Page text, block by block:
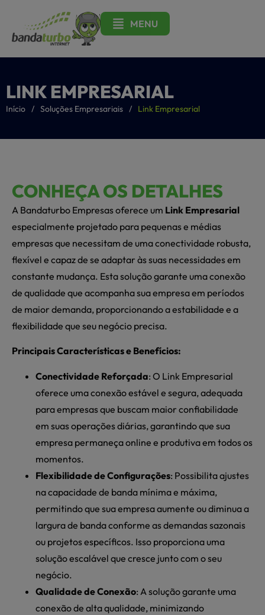
MENU
LINK EMPRESARIAL
Início / Soluções Empresariais / Link Empresarial
CONHEÇA OS DETALHES
A Bandaturbo Empresas oferece um Link Empresarial
especialmente projetado para pequenas e médias
empresas que necessitam de uma conectividade robusta,
flexível e capaz de se adaptar às suas necessidades em
constante mudança. Esta solução garante uma conexão
de qualidade que acompanha sua empresa em períodos
de maior demanda, proporcionando a estabilidade e a
flexibilidade que seu negócio precisa.
Principais Características e Benefícios:
Conectividade Reforçada: O Link Empresarial
oferece uma conexão estável e segura, adequada
para empresas que buscam maior confiabilidade
em suas operações diárias, garantindo que sua
empresa permaneça online e produtiva em todos os
momentos.
Flexibilidade de Configurações: Possibilita ajustes
na capacidade de banda mínima e máxima,
permitindo que sua empresa aumente ou diminua a
largura de banda conforme as demandas sazonais
ou projetos específicos. Isso proporciona uma
solução escalável que cresce junto com o seu
negócio.
Qualidade de Conexão: A solução garante uma
conexão de alta qualidade, minimizando